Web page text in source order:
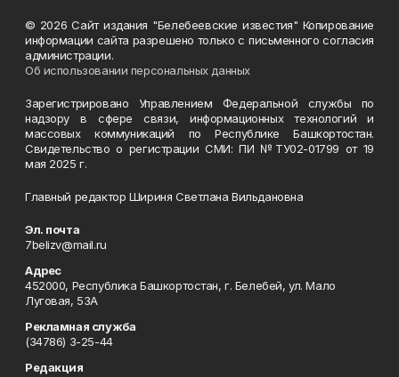
© 2026 Сайт издания "Белебеевские известия" Копирование
информации сайта разрешено только с письменного согласия
администрации.
Об использовании персональных данных
Зарегистрировано Управлением Федеральной службы по
надзору в сфере связи, информационных технологий и
массовых коммуникаций по Республике Башкортостан.
Свидетельство о регистрации СМИ: ПИ №ТУ02-01799 от 19
мая 2025 г.
Главный редактор Шириня Светлана Вильдановна
Эл. почта
7belizv@mail.ru
Адрес
452000, Республика Башкортостан, г. Белебей, ул. Мало
Луговая, 53А
Рекламная служба
(34786) 3-25-44
Редакция